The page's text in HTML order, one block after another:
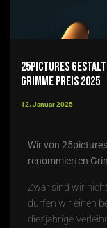
25pictures
Grimme Preis 2025
12. Januar 2025
Wir von
renommierten
Zwar sind wir
dürfen wir einen
diesjährige